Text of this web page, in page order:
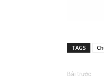
TAGS
Bài trước